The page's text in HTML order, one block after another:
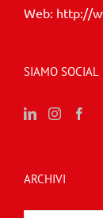
Web: http://
SIAMO SOCIAL
ARCHIVI